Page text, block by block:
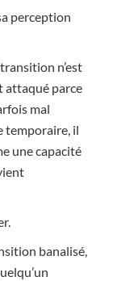
perception
n’est
attaqué parce
mal
temporaire, il
une capacité
banalisé,